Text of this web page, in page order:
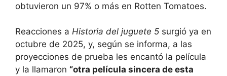
obtuvieron un 97% o más en Rotten Tomatoes.
Reacciones a Historia del juguete 5 surgió ya en
octubre de 2025, y, según se informa, a las
proyecciones de prueba les encantó la película
y la llamaron “otra película sincera de esta